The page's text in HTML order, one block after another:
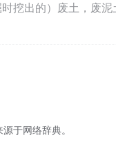
时挖出的）废土，废泥
于网络辞典。